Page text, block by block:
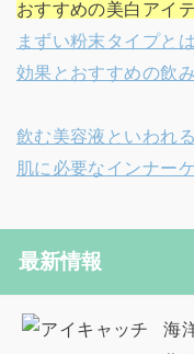
おすすめの美白アイ
まずい粉末タイプと
効果とおすすめの飲
飲む美容液といわれ
肌に必要なインナー
最新情報
海